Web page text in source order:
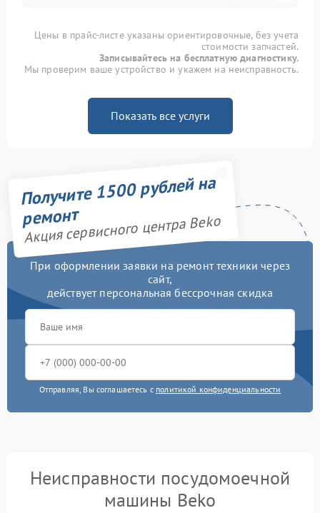
Цены в прайс-листе указаны ориентировочные, без учета
стоимости запчастей.
Записывайтесь на бесплатную диагностику.
Мы проверим ваше устройство и укажем на неисправность.
Показать все услуги
Получите 1500 рублей на
ремонт
Акция сервисного центра Beko
При оформлении заявки на ремонт техники через
сайт,
действует персональная бессрочная скидка
Отправляя, Вы соглашаетесь с политикой конфиденциальности
Неисправности посудомоечной
машины Beko